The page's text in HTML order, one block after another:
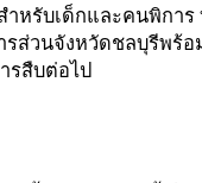
หรับเด็กและคนพิการ
ส่วนจังหวัดชลบุรีพร้
รสืบต่อไป